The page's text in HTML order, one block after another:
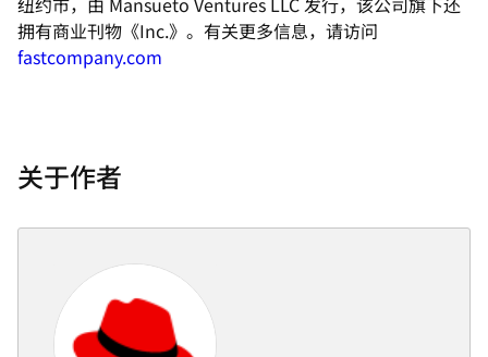
拥有商业刊物《Inc.》。有关更多信息，请访问
fastcompany.com
关于作者